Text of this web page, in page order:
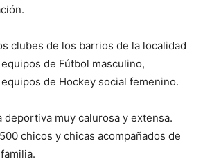
clubes de los barrios de la localidad
de Fútbol masculino,
de Hockey social femenino.
deportiva muy calurosa y extensa.
chicos y chicas acompañados de